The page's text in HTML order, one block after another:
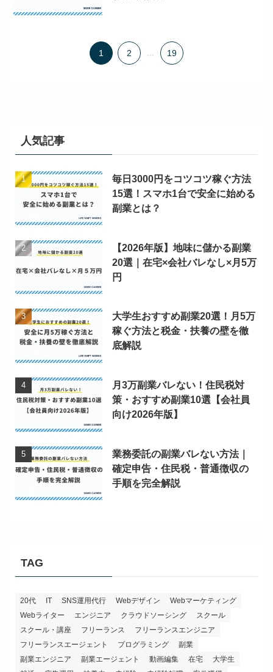
1 2 ... 19
人気記事
毎日3000円をコツコツ稼ぐ方法
15選！スマホ1台で安全に始める
副業とは？
【2026年版】地味に儲かる副業
20選｜在宅×会社バレなし×月5万
円
大学生おすすめ副業20選！月5万
稼ぐ方法と税金・扶養の壁を徹
底解説
月3万副業バレない！住民税対
策・おすすめ副業10選【会社員
向け2026年版】
業務委託の副業バレない方法｜
確定申告・住民税・普通徴収の
手順を完全解説
TAG
20代 IT SNS運用代行 Webデザイン
Webマーケティング
Webライター
エンジニア クラウドソーシング
スクール
スクール・講座
フリーランス
フリーランスエンジニア
フリーランスエージェント
プログラミング
副業
副業エンジニア
副業エージェント 動画編集 在宅
大学生